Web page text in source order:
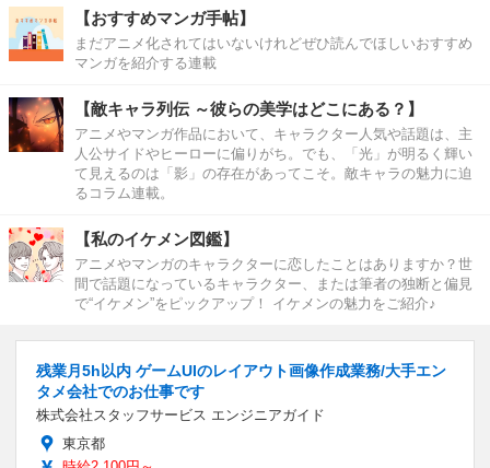
【おすすめマンガ手帖】
まだアニメ化されてはいないけれどぜひ読んでほしいおすすめ
マンガを紹介する連載
【敵キャラ列伝 ～彼らの美学はどこにある？】
アニメやマンガ作品において、キャラクター人気や話題は、主
人公サイドやヒーローに偏りがち。でも、「光」が明るく輝い
て見えるのは「影」の存在があってこそ。敵キャラの魅力に迫
るコラム連載。
【私のイケメン図鑑】
アニメやマンガのキャラクターに恋したことはありますか？世
間で話題になっているキャラクター、または筆者の独断と偏見
で“イケメン”をピックアップ！ イケメンの魅力をご紹介♪
残業月5h以内 ゲームUIのレイアウト画像作成業務/大手エン
タメ会社でのお仕事です
株式会社スタッフサービス エンジニアガイド
東京都